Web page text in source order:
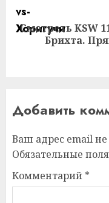
Следующая
Смотреть KSW
Брихта.
Добавить
Ваш адрес email не
Обязательные
Комментарий *